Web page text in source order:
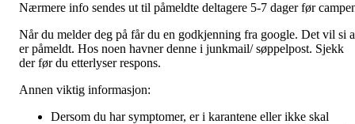
Nærmere info sendes ut til påmeldte deltagere 5-7 dager før
Når du melder deg på får du en godkjenning fra google. Det vil si
er påmeldt. Hos noen havner denne i junkmail/ søppelpost. Sjekk
der før du etterlyser respons.
Annen viktig informasjon:
Dersom du har symptomer, er i karantene eller ikke skal